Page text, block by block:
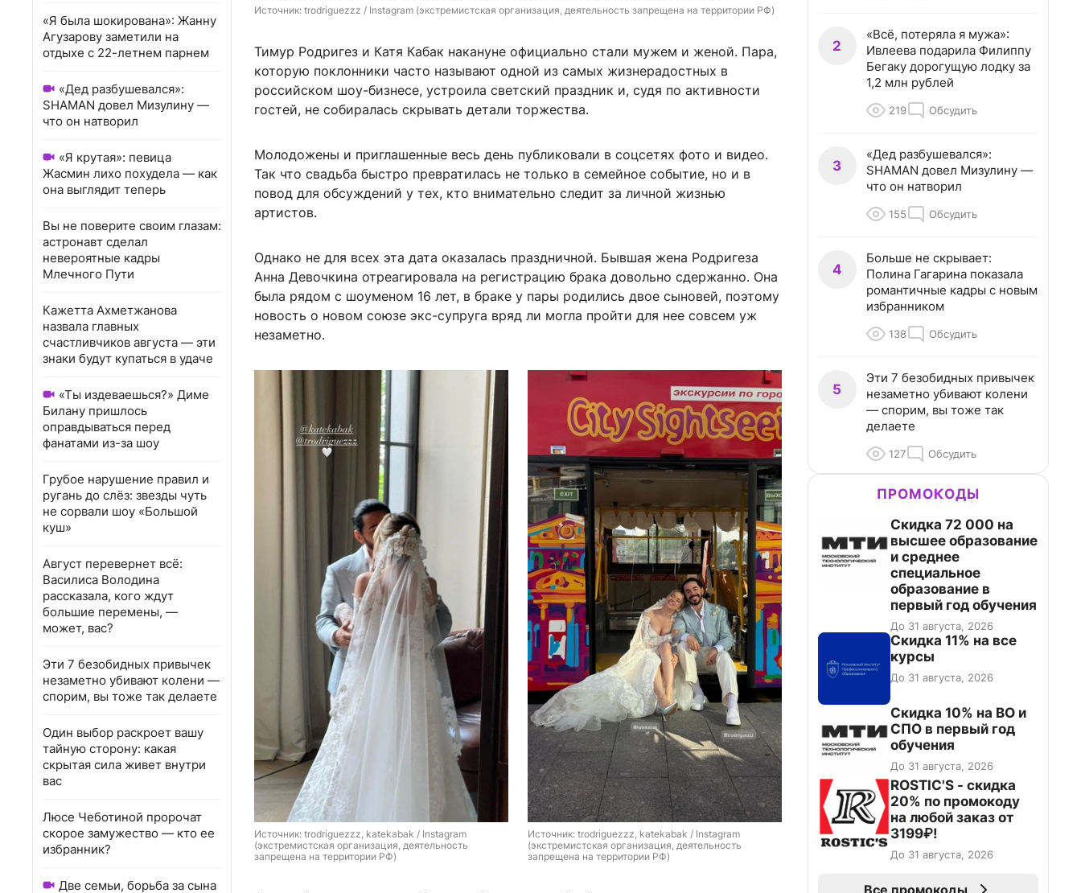
«Я была шокирована»: Жанну
Агузарову заметили на
отдыхе с 22-летнем парнем
«Дед разбушевался»:
SHAMAN довел Мизулину —
что он натворил
«Я крутая»: певица
Жасмин лихо похудела — как
она выглядит теперь
Вы не поверите своим глазам:
астронавт сделал
невероятные кадры
Млечного Пути
Кажетта Ахметжанова
назвала главных
счастливчиков августа — эти
знаки будут купаться в удаче
«Ты издеваешься?» Диме
Билану пришлось
оправдываться перед
фанатами из-за шоу
Грубое нарушение правил и
ругань до слёз: звезды чуть
не сорвали шоу «Большой
куш»
Август перевернет всё:
Василиса Володина
рассказала, кого ждут
большие перемены, —
может, вас?
Эти 7 безобидных привычек
незаметно убивают колени —
спорим, вы тоже так делаете
Один выбор раскроет вашу
тайную сторону: какая
скрытая сила живет внутри
вас
Люсе Чеботиной пророчат
скорое замужество — кто ее
избранник?
Две семьи, борьба за сына
Источник: trodriguezzz / Instagram (экстремистская организация, деятельность запрещена на территории РФ)
Тимур Родригез и Катя Кабак накануне официально стали мужем и женой. Пара,
которую поклонники часто называют одной из самых жизнерадостных в
российском шоу-бизнесе, устроила светский праздник и, судя по активности
гостей, не собиралась скрывать детали торжества.
Молодожены и приглашенные весь день публиковали в соцсетях фото и видео.
Так что свадьба быстро превратилась не только в семейное событие, но и в
повод для обсуждений у тех, кто внимательно следит за личной жизнью
артистов.
Однако не для всех эта дата оказалась праздничной. Бывшая жена Родригеза
Анна Девочкина отреагировала на регистрацию брака довольно сдержанно. Она
была рядом с шоуменом 16 лет, в браке у пары родились двое сыновей, поэтому
новость о новом союзе экс-супруга вряд ли могла пройти для нее совсем уж
незаметно.
Источник: trodriguezzz, katekabak / Instagram
(экстремистская организация, деятельность
запрещена на территории РФ)
Источник: trodriguezzz, katekabak / Instagram
(экстремистская организация, деятельность
запрещена на территории РФ)
2
«Всё, потеряла я мужа»:
Ивлеева подарила Филиппу
Бегаку дорогущую лодку за
1,2 млн рублей
219 Обсудить
3
«Дед разбушевался»:
SHAMAN довел Мизулину —
что он натворил
155 Обсудить
4
Больше не скрывает:
Полина Гагарина показала
романтичные кадры с новым
избранником
138 Обсудить
5
Эти 7 безобидных привычек
незаметно убивают колени
— спорим, вы тоже так
делаете
127 Обсудить
ПРОМОКОДЫ
Скидка 72 000 на
высшее образование
и среднее
специальное
образование в
первый год обучения
До 31 августа, 2026
Скидка 11% на все
курсы
До 31 августа, 2026
Скидка 10% на ВО и
СПО в первый год
обучения
До 31 августа, 2026
ROSTIC'S - скидка
20% по промокоду
на любой заказ от
3199₽!
До 31 августа, 2026
Все промокоды